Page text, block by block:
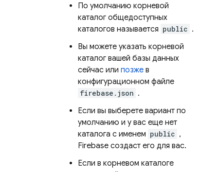
По умолчанию корневой
каталог общедоступных
каталогов называется public .
Вы можете указать корневой
каталог вашей базы данных
сейчас или позже в
конфигурационном файле
firebase.json .
Если вы выберете вариант по
умолчанию и у вас еще нет
каталога с именем public ,
Firebase создаст его для вас.
Если в корневом каталоге